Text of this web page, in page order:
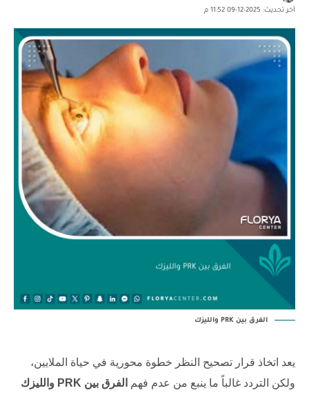
آخر تحديث: 2025-12-09 11:52 م
الفرق بين PRK والليزك
يعد اتخاذ قرار تصحيح النظر خطوة محورية في حياة الملايين،
ولكن التردد غالباً ما ينبع من عدم فهم
الفرق بين PRK والليزك